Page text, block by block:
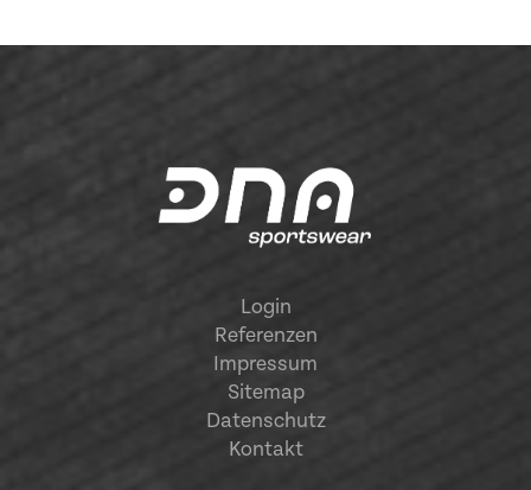
Login
Referenzen
Impressum
Sitemap
Datenschutz
Kontakt